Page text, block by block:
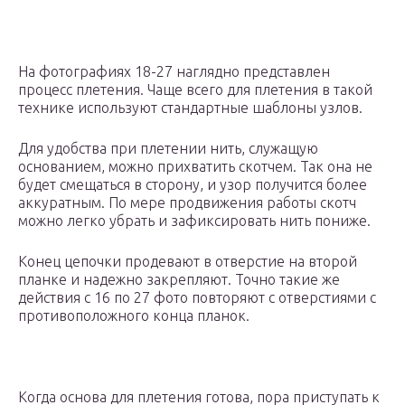
На фотографиях 18-27 наглядно представлен
процесс плетения. Чаще всего для плетения в такой
технике используют стандартные шаблоны узлов.
Для удобства при плетении нить, служащую
основанием, можно прихватить скотчем. Так она не
будет смещаться в сторону, и узор получится более
аккуратным. По мере продвижения работы скотч
можно легко убрать и зафиксировать нить пониже.
Конец цепочки продевают в отверстие на второй
планке и надежно закрепляют. Точно такие же
действия с 16 по 27 фото повторяют с отверстиями с
противоположного конца планок.
Когда основа для плетения готова, пора приступать к